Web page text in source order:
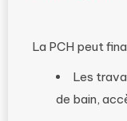
La PCH peut
Les
de bain,